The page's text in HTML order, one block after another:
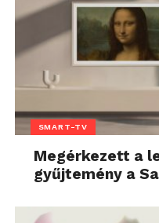
SMART-TV
Megérkezett a
gyűjtemény a